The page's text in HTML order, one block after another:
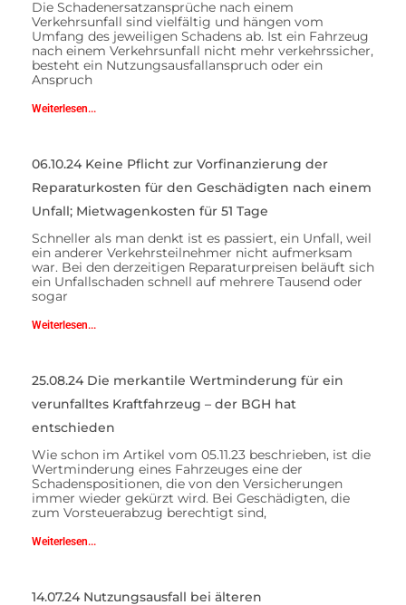
Die Schadenersatzansprüche nach einem
Verkehrsunfall sind vielfältig und hängen vom
Umfang des jeweiligen Schadens ab. Ist ein Fahrzeug
nach einem Verkehrsunfall nicht mehr verkehrssicher,
besteht ein Nutzungsausfallanspruch oder ein
Anspruch
Weiterlesen...
06.10.24 Keine Pflicht zur Vorfinanzierung der
Reparaturkosten für den Geschädigten nach einem
Unfall; Mietwagenkosten für 51 Tage
Schneller als man denkt ist es passiert, ein Unfall, weil
ein anderer Verkehrsteilnehmer nicht aufmerksam
war. Bei den derzeitigen Reparaturpreisen beläuft sich
ein Unfallschaden schnell auf mehrere Tausend oder
sogar
Weiterlesen...
25.08.24 Die merkantile Wertminderung für ein
verunfalltes Kraftfahrzeug – der BGH hat
entschieden
Wie schon im Artikel vom 05.11.23 beschrieben, ist die
Wertminderung eines Fahrzeuges eine der
Schadenspositionen, die von den Versicherungen
immer wieder gekürzt wird. Bei Geschädigten, die
zum Vorsteuerabzug berechtigt sind,
Weiterlesen...
14.07.24 Nutzungsausfall bei älteren